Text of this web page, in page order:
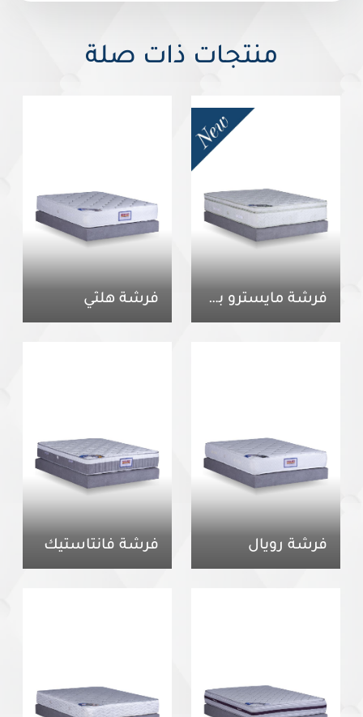
منتجات ذات صلة
فرشة مايسترو بلس فرشة هلثي
فرشة رويال فرشة فانتاستيك